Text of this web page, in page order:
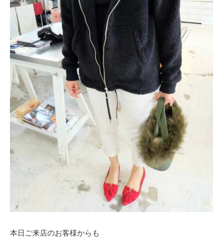
本日ご来店のお客様からも